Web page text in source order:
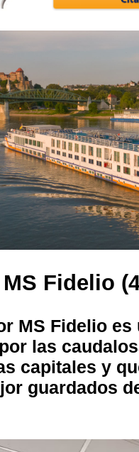
Fidelio
MS Fidelio
las
capitales y
guardados